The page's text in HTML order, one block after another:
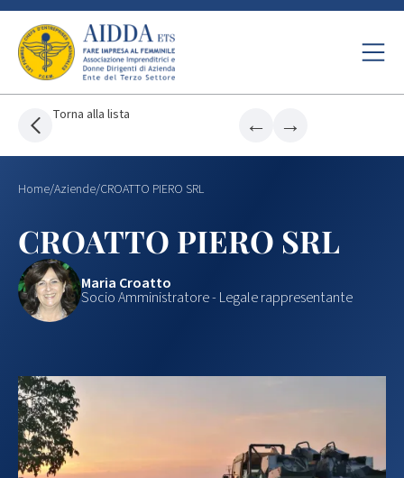
Torna alla lista ← →
Home/Aziende/CROATTO PIERO SRL
CROATTO PIERO SRL
Maria Croatto
Socio Amministratore - Legale rappresentante